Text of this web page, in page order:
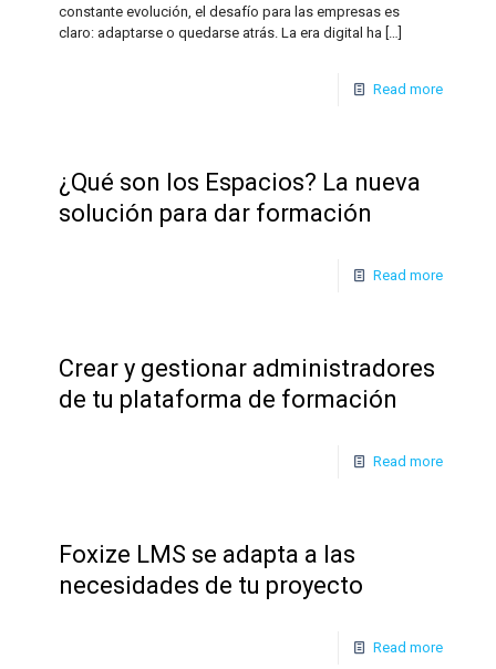
constante evolución, el desafío para las empresas es
claro: adaptarse o quedarse atrás. La era digital ha […]
Read more
¿Qué son los Espacios? La nueva
solución para dar formación
Read more
Crear y gestionar administradores
de tu plataforma de formación
Read more
Foxize LMS se adapta a las
necesidades de tu proyecto
Read more